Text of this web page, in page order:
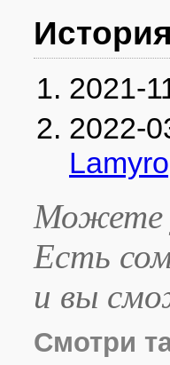
2021-
2022-
Можете
Есть
и вы
Смотри